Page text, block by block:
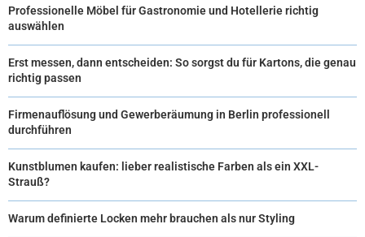
Professionelle Möbel für Gastronomie und Hotellerie richtig
auswählen
Erst messen, dann entscheiden: So sorgst du für Kartons, die genau
richtig passen
Firmenauflösung und Gewerberäumung in Berlin professionell
durchführen
Kunstblumen kaufen: lieber realistische Farben als ein XXL-
Strauß?
Warum definierte Locken mehr brauchen als nur Styling